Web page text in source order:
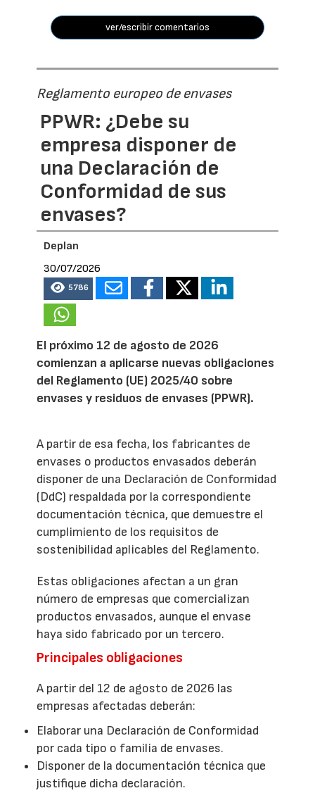
ver/escribir comentarios
Reglamento europeo de envases
PPWR: ¿Debe su
empresa disponer de
una Declaración de
Conformidad de sus
envases?
Deplan
30/07/2026
5786
El próximo 12 de agosto de 2026
comienzan a aplicarse nuevas obligaciones
del Reglamento (UE) 2025/40 sobre
envases y residuos de envases (PPWR).
A partir de esa fecha, los fabricantes de
envases o productos envasados deberán
disponer de una Declaración de Conformidad
(DdC) respaldada por la correspondiente
documentación técnica, que demuestre el
cumplimiento de los requisitos de
sostenibilidad aplicables del Reglamento.
Estas obligaciones afectan a un gran
número de empresas que comercializan
productos envasados, aunque el envase
haya sido fabricado por un tercero.
Principales obligaciones
A partir del 12 de agosto de 2026 las
empresas afectadas deberán:
Elaborar una Declaración de Conformidad
por cada tipo o familia de envases.
Disponer de la documentación técnica que
justifique dicha declaración.